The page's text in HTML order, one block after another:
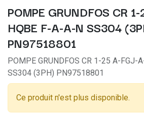
POMPE GRUNDFOS CR
HQBE F-A-A-N SS304
PN97518801
POMPE GRUNDFOS CR 1-25 A-FGJ-
SS304 (3PH) PN97518801
Ce produit n'est plus disponible.